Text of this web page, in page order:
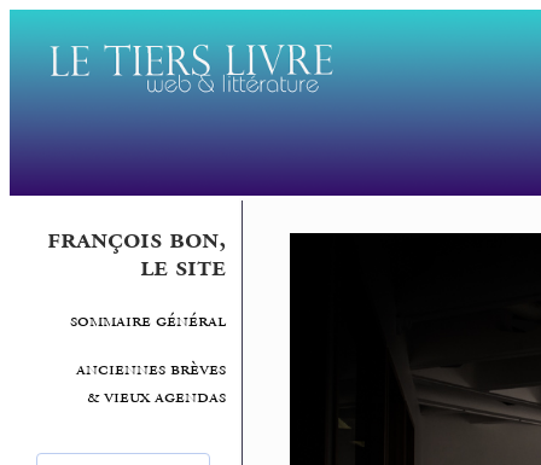
françois bon,
le site
sommaire général
anciennes brèves
& vieux agendas